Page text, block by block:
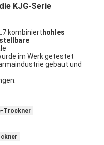
KJG-Serie
kombiniert hohles
im Werk getestet
gebaut und
Trockner